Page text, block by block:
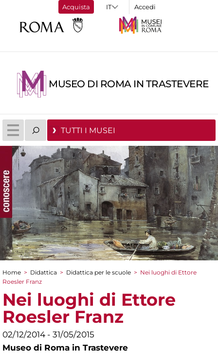
Acquista Accedi
MUSEO DI ROMA IN TRASTEVERE
TUTTI I MUSEI
Tu sei qui
Home > Didattica > Didattica per le scuole > Nei luoghi di Ettore
Roesler Franz
Nei luoghi di Ettore
Roesler Franz
02/12/2014 - 31/05/2015
Museo di Roma in Trastevere